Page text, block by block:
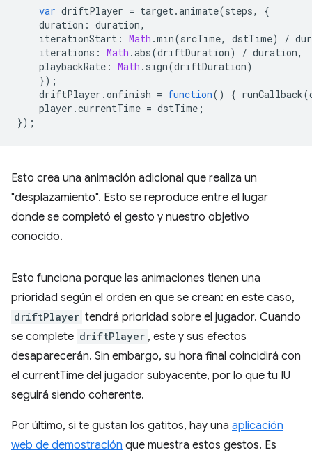
var driftPlayer = target.animate(steps,
{
duration : duration,
iterationStart : Math .min(srcTime, dstTime) /
iterations : Math .abs(driftDuration) / duration,
playbackRate : Math . sign(driftDuration)
});
driftPlayer .onfinish = function() { runCallback(
player .currentTime = dstTime ;
});
Esto crea una animación adicional que realiza un
"desplazamiento". Esto se reproduce entre el lugar
donde se completó el gesto y nuestro objetivo
conocido.
Esto funciona porque las animaciones tienen una
prioridad según el orden en que se crean: en este caso,
driftPlayer tendrá prioridad sobre el jugador. Cuando
se complete driftPlayer , este y sus efectos
desaparecerán. Sin embargo, su hora final coincidirá con
el currentTime del jugador subyacente, por lo que tu IU
seguirá siendo coherente.
Por último, si te gustan los gatitos, hay una aplicación
web de demostración que muestra estos gestos. Es